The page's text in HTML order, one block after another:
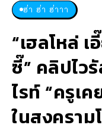
ฮ่า ฮ่า ฮ่าาา
“เฮลโหล่
ซี๊” คลิปไว
ไรท์ “ครูเ
ในสงครา